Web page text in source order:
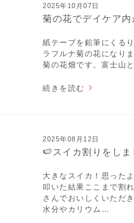
2025年10月07日
菊の花でデイケア内
紙テープを鉛筆にくる
ラフルナ菊の花になり
菊の花畑です。富士山
続きを読む
2025年08月12日
🍉スイカ割りをしま
大きなスイカ！思った
叩いた結果ここまで割
さんでおいしくいただ
水分やカリウム…